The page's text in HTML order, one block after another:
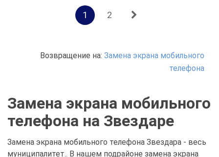
1 2
Возвращение на: Замена экрана мобильного
телефона
Замена экрана мобильного
телефона на Звездаре
Замена экрана мобильного телефона Звездара - весь
муниципалитет.. В нашем подрайоне замена экрана